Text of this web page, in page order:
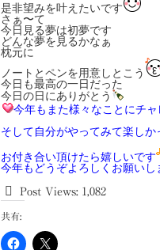
是非望みを叶えたいです
さぁ〜て
今日見る夢は初夢です
どんな夢を見るかなぁ
枕元に
ノートとペンを用意しとこう
今日も最高の一日だった
今日の日にありがとう
今年もまた様々なことにチ
そして自分がやってみて楽しか
お付き合い頂けたら嬉しいです
今年もどうぞよろしくお願いし
Post Views: 1,082
共有: